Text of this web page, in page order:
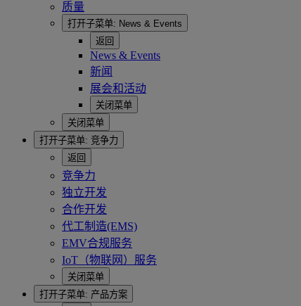
质量
打开子菜单: News & Events
返回
News & Events
新闻
展会和活动
关闭菜单
关闭菜单
打开子菜单: 竞争力
返回
竞争力
独立开发
合作开发
代工制造(EMS)
EMV合规服务
IoT（物联网）服务
关闭菜单
打开子菜单: 产品方案